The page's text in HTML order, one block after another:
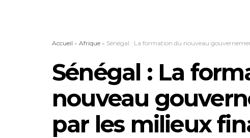
Accueil » Afrique » Sénégal : La formation du nouveau
Sénégal : La
nouveau
par les milieux